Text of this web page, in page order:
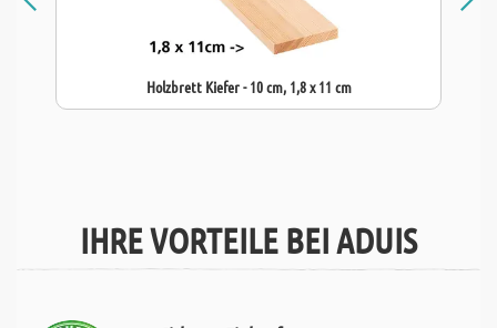
Holzbrett Kiefer - 10 cm, 1,8 x 11 cm
IHRE VORTEILE BEI ADUIS